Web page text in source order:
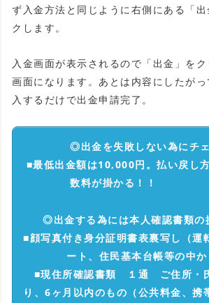
ず入金方法と同じように右側にある「
クします。
入金画面が表示されるので「出金」を
画面になります。あとは内容にしたが
入するだけで出金申請完了。
◎出金を失敗しない為にチ
■最低出金額は10,000円。払い戻し
数料が掛かる
◎出金する為には本人確認書類
■顔写真付き身分証明書表裏写し（運
ート、住民基本台帳等の中か
■現住所確認書類 １通 ご住所・
り、6ヶ月以内のもの（公共料金、携